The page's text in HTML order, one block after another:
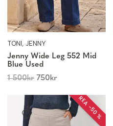
TONI, JENNY
Jenny Wide Leg 552 Mid
Blue Used
1 500kr 750kr
REA −50 %